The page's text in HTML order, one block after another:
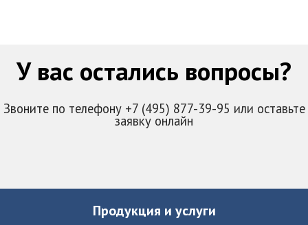
У вас остались вопросы?
Звоните по телефону +7 (495) 877-39-95 или оставьте
заявку онлайн
Продукция и услуги